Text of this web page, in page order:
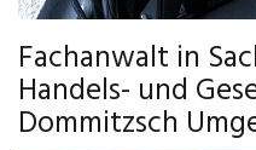
Fachanwalt in
Handels- und
Dommitzsch